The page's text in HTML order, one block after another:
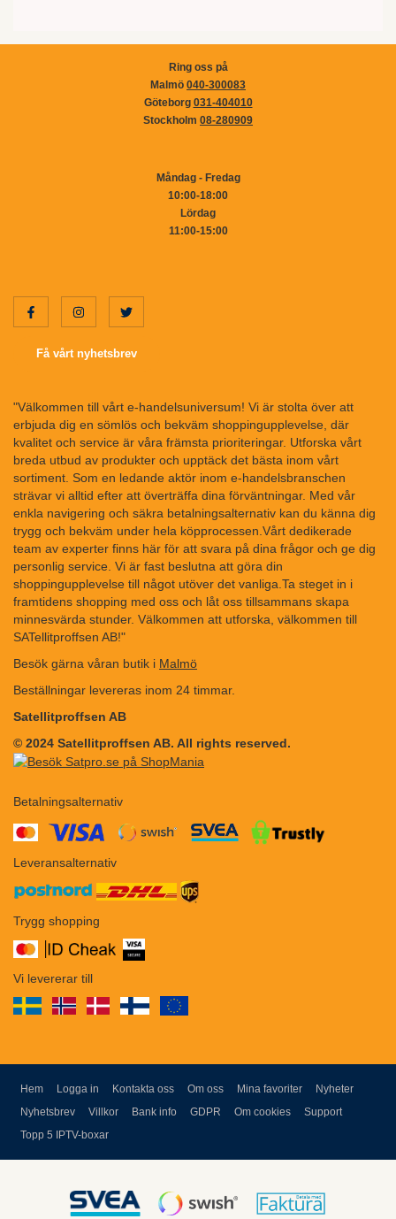
Ring oss på
Malmö 040-300083
Göteborg 031-404010
Stockholm 08-280909
Måndag - Fredag
10:00-18:00
Lördag
11:00-15:00
Få vårt nyhetsbrev
"Välkommen till vårt e-handelsuniversum! Vi är stolta över att
erbjuda dig en sömlös och bekväm shoppingupplevelse, där
kvalitet och service är våra främsta prioriteringar. Utforska vårt
breda utbud av produkter och upptäck det bästa inom vårt
sortiment. Som en ledande aktör inom e-handelsbranschen
strävar vi alltid efter att överträffa dina förväntningar. Med vår
enkla navigering och säkra betalningsalternativ kan du känna dig
trygg och bekväm under hela köpprocessen.Vårt dedikerade
team av experter finns här för att svara på dina frågor och ge dig
personlig service. Vi är fast beslutna att göra din
shoppingupplevelse till något utöver det vanliga.Ta steget in i
framtidens shopping med oss och låt oss tillsammans skapa
minnesvärda stunder. Välkommen att utforska, välkommen till
SATellitproffsen AB!"
Besök gärna våran butik i Malmö
Beställningar levereras inom 24 timmar.
Satellitproffsen AB
© 2024 Satellitproffsen AB. All rights reserved.
Betalningsalternativ
Leveransalternativ
Trygg shopping
Vi levererar till
Hem Logga in Kontakta oss Om oss Mina favoriter Nyheter
Nyhetsbrev Villkor Bank info GDPR Om cookies Support
Topp 5 IPTV-boxar